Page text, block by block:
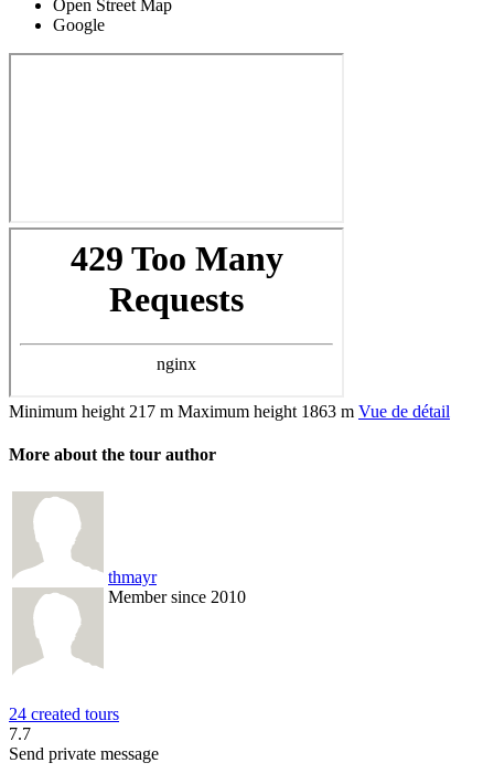
Open Street Map
Google
Minimum height 217 m Maximum height 1863 m Vue de détail
More about the tour author
thmayr
Member since 2010
24 created tours
7.7
Send private message